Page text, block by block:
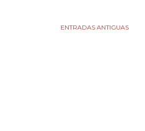
ENTRADAS ANTIGUAS